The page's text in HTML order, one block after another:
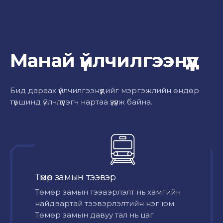
Манай үйлчилгээнүүд
Бид дараах үйлчилгээнүүдийг мэргэжлийн өндөр
түвшинд үйлчлүүлэгч нартаа үзүүлж байна.
Төмөр замын тээвэр
Төмөр замын тээвэрлэлт нь хамгийн
найдвартай тээвэрлэлтийн нэг юм.
Төмөр замын давуу тал нь цаг